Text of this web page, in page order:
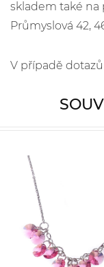
skladem také na
Průmyslová 42,
V případě